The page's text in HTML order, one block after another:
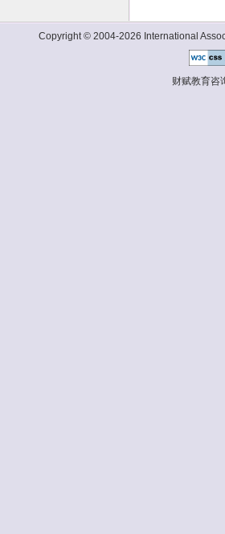
Copyright © 2004-2026 International
财赋教育咨